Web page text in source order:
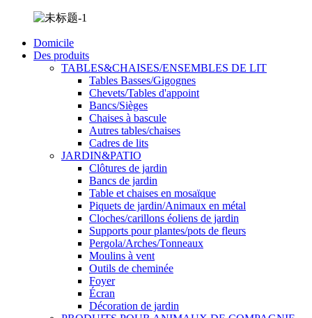
Domicile
Des produits
TABLES&CHAISES/ENSEMBLES DE LIT
Tables Basses/Gigognes
Chevets/Tables d'appoint
Bancs/Sièges
Chaises à bascule
Autres tables/chaises
Cadres de lits
JARDIN&PATIO
Clôtures de jardin
Bancs de jardin
Table et chaises en mosaïque
Piquets de jardin/Animaux en métal
Cloches/carillons éoliens de jardin
Supports pour plantes/pots de fleurs
Pergola/Arches/Tonneaux
Moulins à vent
Outils de cheminée
Foyer
Écran
Décoration de jardin